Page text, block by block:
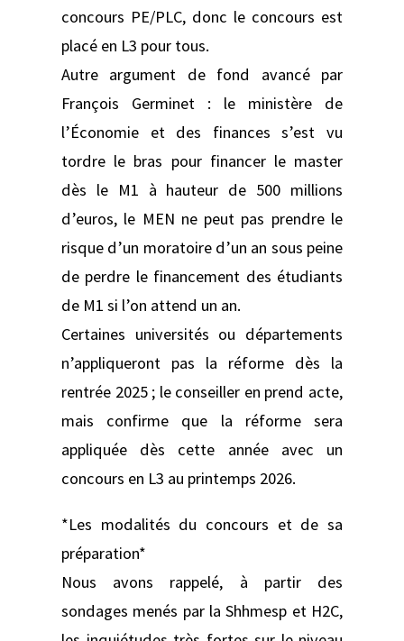
concours PE/PLC, donc le concours est
placé en L3 pour tous.
Autre argument de fond avancé par
François Germinet : le ministère de
l’Économie et des finances s’est vu
tordre le bras pour financer le master
dès le M1 à hauteur de 500 millions
d’euros, le MEN ne peut pas prendre le
risque d’un moratoire d’un an sous peine
de perdre le financement des étudiants
de M1 si l’on attend un an.
Certaines universités ou départements
n’appliqueront pas la réforme dès la
rentrée 2025 ; le conseiller en prend acte,
mais confirme que la réforme sera
appliquée dès cette année avec un
concours en L3 au printemps 2026.
*Les modalités du concours et de sa
préparation*
Nous avons rappelé, à partir des
sondages menés par la Shhmesp et H2C,